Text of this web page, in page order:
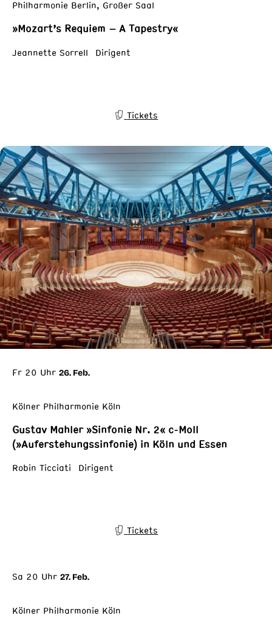
Philharmonie Berlin, Großer Saal
»Mozart’s Requiem – A Tapestry«
Jeannette Sorrell Dirigent
Tickets
Fr 20 Uhr 26. Feb.
Kölner Philharmonie Köln
Gustav Mahler »Sinfonie Nr. 2« c-Moll
(»Auferstehungssinfonie) in Köln und Essen
Robin Ticciati Dirigent
Tickets
Sa 20 Uhr 27. Feb.
Kölner Philharmonie Köln